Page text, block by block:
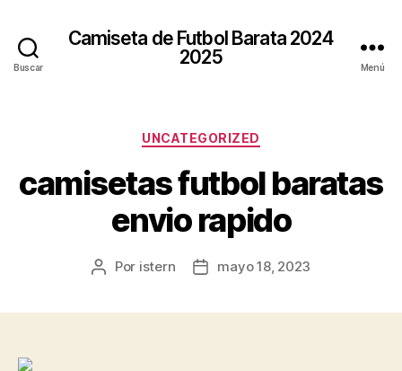
Buscar
Camiseta de Futbol Barata 2024
2025
Menú
Categorías
UNCATEGORIZED
camisetas futbol baratas
envio rapido
Autor
Por istern
Fechamayo 18, 2023